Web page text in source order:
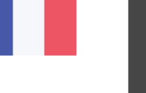
coton, 20%